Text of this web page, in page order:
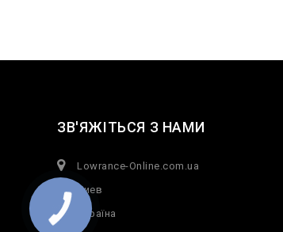
ЗВ'ЯЖІТЬСЯ З НАМИ
Lowrance-Online.com.ua
Киев
Україна